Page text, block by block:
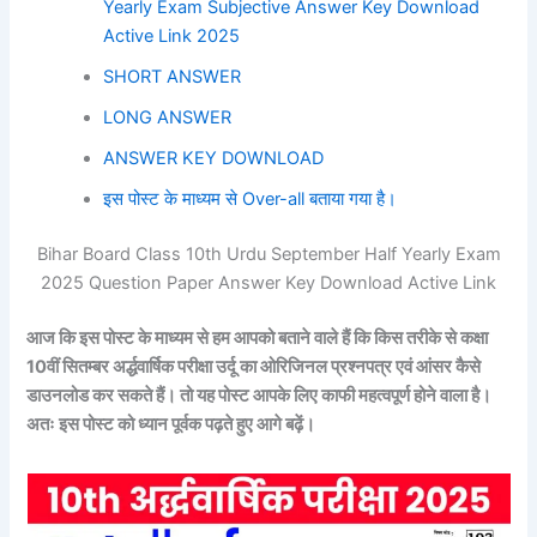
Yearly Exam Subjective Answer Key Download
Active Link 2025
SHORT ANSWER
LONG ANSWER
ANSWER KEY DOWNLOAD
इस पोस्ट के माध्यम से Over-all बताया गया है।
Bihar Board Class 10th Urdu September Half Yearly Exam
2025 Question Paper Answer Key Download Active Link
आज कि इस पोस्ट के माध्यम से हम आपको बताने वाले हैं कि किस तरीके से कक्षा
10वीं सितम्बर अर्द्धवार्षिक परीक्षाउर्दूका ओरिजिनल प्रश्नपत्र एवं आंसर कैसे
डाउनलोड कर सकते हैं। तो यह पोस्ट आपके लिए काफी महत्वपूर्ण होने वाला है।
अतः इस पोस्ट को ध्यान पूर्वक पढ़ते हुए आगे बढ़ें।